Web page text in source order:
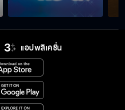
แอปพลิเคชั่น